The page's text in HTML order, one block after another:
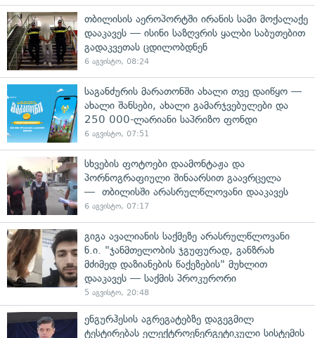
თბილისის აეროპორტში ირანის სამი მოქალაქე
დააკავეს — ისინი საზღვრის ყალბი საბუთებით
გადაკვეთას ცდილობდნენ
6 აგვისტო, 08:24
საგანძურის მარათონში ახალი თვე დაიწყო —
ახალი შანსები, ახალი გამარჯვებულები და
250 000-ლარიანი საპრიზო ფონდი
6 აგვისტო, 07:51
სხვების ფოტოები დაამონტაჟა და
პორნოგრაფიული შინაარსით გაავრცელა
— თბილისში არასრულწლოვანი დააკავეს
6 აგვისტო, 07:17
გიგა ავალიანის საქმეზე არასრულწლოვანი
ნ.ი. "ჯანმთელობის ჯგუფურად, განზრახ
მძიმედ დაზიანების წაქეზების" მუხლით
დააკავეს — საქმის პროკურორი
5 აგვისტო, 20:48
ენგურჰესის აგრეგატებზე დაგეგმილ
ტესტირებას ელექტროენერგეტიკული სისტემის